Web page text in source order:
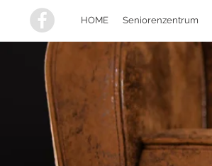
HOME Seniorenzentrum